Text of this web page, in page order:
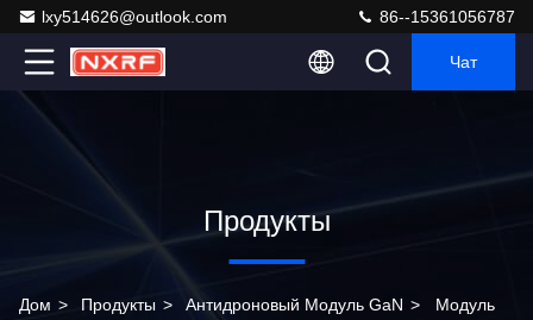
lxy514626@outlook.com 86--15361056787
Чат
Продукты
Дом > Продукты > Антидроновый Модуль GaN > Модуль